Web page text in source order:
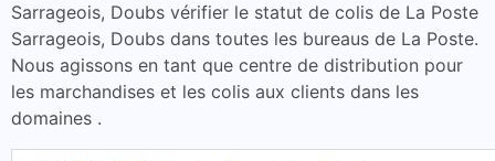
Sarrageois, Doubs vérifier le statut de colis de La Poste
Sarrageois, Doubs dans toutes les bureaus de La Poste.
Nous agissons en tant que centre de distribution pour
les marchandises et les colis aux clients dans les
domaines .